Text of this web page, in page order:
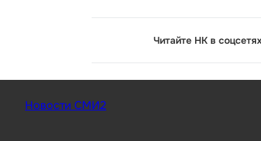
Читайте НК в
Новости СМИ2